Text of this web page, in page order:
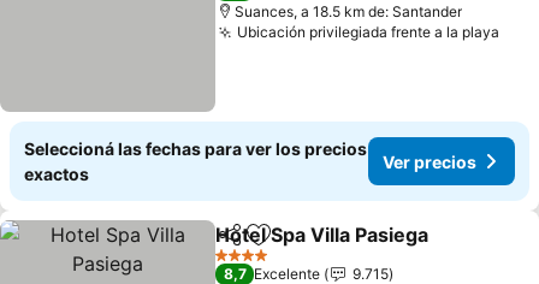
Suances, a 18.5 km de: Santander
Ubicación privilegiada frente a la playa
Seleccioná las fechas para ver los precios
exactos
Ver precios
CompartirAñadir a favoritos
Hotel Spa Villa Pasiega
4 Estrellas
8,7 Excelente
9.715